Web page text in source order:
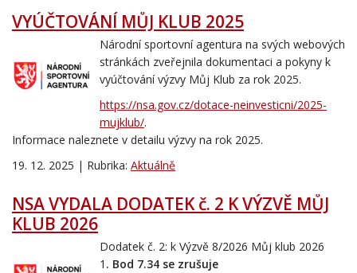
VYÚČTOVÁNÍ MŮJ KLUB 2025
Národní sportovní agentura na svých webových
stránkách zveřejnila dokumentaci a pokyny k
vyúčtování výzvy Můj Klub za rok 2025.
https://nsa.gov.cz/dotace-neinvesticni/2025-
mujklub/.
Informace naleznete v detailu výzvy na rok 2025.
19. 12. 2025 | Rubrika: Aktuálně
NSA VYDALA DODATEK č. 2 K VÝZVĚ MŮJ
KLUB 2026
Dodatek č. 2: k Výzvě 8/2026 Můj klub 2026
1 . Bod 7.34 se zrušuje